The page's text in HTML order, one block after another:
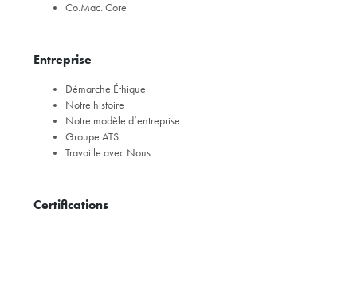
Co.Mac. Core
Entreprise
Démarche Éthique
Notre histoire
Notre modèle d’entreprise
Groupe ATS
Travaille avec Nous
Certifications